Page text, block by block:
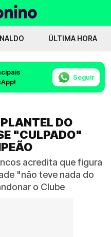
ÚLTIMA HORA
Seguir
DO
"CULPADO"
acredita que figura
"não teve nada do
o Clube